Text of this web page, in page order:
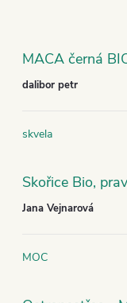
MACA černá
dalibor petr
skvela
Jana Vejnarová
MOC